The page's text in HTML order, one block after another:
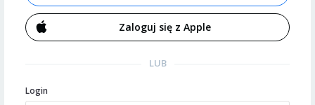
Zaloguj się z Apple
LUB
Login